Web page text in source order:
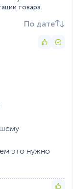
товара.
По дате
это нужно